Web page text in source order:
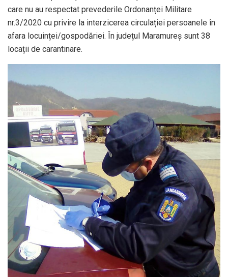
care nu au respectat prevederile Ordonanței Militare
nr.3/2020 cu privire la interzicerea circulației persoanele în
afara locuinței/gospodăriei. În județul Maramureș sunt 38
locații de carantinare.